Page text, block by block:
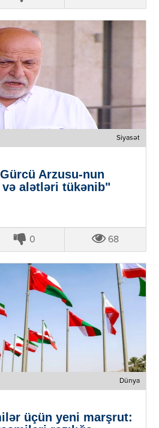
Siyasət
Arzusu-nun
alətləri tükənib"
0 68
Dünya
üçün yeni marşrut: